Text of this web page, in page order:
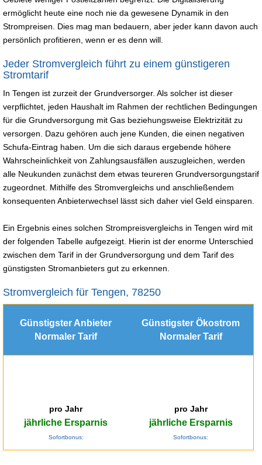
ermöglicht heute eine noch nie da gewesene Dynamik in den
Strompreisen. Dies mag man bedauern, aber jeder kann davon auch
persönlich profitieren, wenn er es denn will.
Jeder Stromvergleich führt zu einem günstigeren
Stromtarif
In Tengen ist zurzeit der Grundversorger. Als solcher ist dieser
verpflichtet, jeden Haushalt im Rahmen der rechtlichen Bedingungen
für die Grundversorgung mit Gas beziehungsweise Elektrizität zu
versorgen. Dazu gehören auch jene Kunden, die einen negativen
Schufa-Eintrag haben. Um die sich daraus ergebende höhere
Wahrscheinlichkeit von Zahlungsausfällen auszugleichen, werden
alle Neukunden zunächst dem etwas teureren Grundversorgungstarif
zugeordnet. Mithilfe des Stromvergleichs und anschließendem
konsequenten Anbieterwechsel lässt sich daher viel Geld einsparen.
Ein Ergebnis eines solchen Strompreisvergleichs in Tengen wird mit
der folgenden Tabelle aufgezeigt. Hierin ist der enorme Unterschied
zwischen dem Tarif in der Grundversorgung und dem Tarif des
günstigsten Stromanbieters gut zu erkennen.
Stromvergleich für Tengen, 78250
Günstigster Anbieter
Normaler Tarif
Günstigster Ökostrom
Normaler Tarif
pro Jahr
jährliche Ersparnis
Sofortbonus:
pro Jahr
jährliche Ersparnis
Sofortbonus: